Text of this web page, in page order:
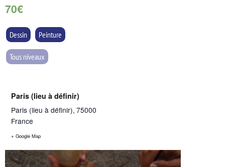
70€
Dessin Peinture
Tous niveaux
Paris (lieu à définir)
Paris (lieu à définir), 75000
France
+ Google Map